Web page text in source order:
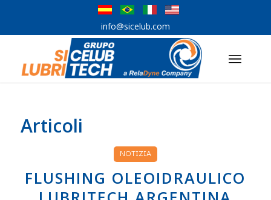
info@sicelub.com
Articoli
NOTIZIA
FLUSHING OLEOIDRAULICO